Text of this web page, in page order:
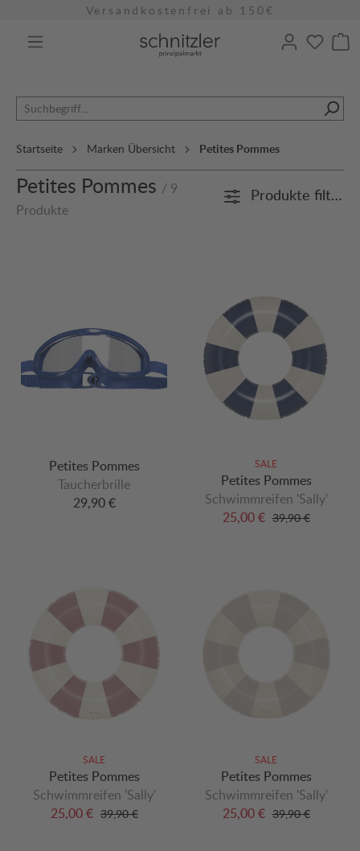
Versandkostenfrei ab 150€
Startseite Marken Übersicht Petites Pommes
Petites Pommes / 9
Produkte
Produkte filtern
Petites Pommes
Taucherbrille
29,90 €
SALE
Petites Pommes
Schwimmreifen 'Sally'
25,00 € 39,90 €
SALE
Petites Pommes
Schwimmreifen 'Sally'
25,00 € 39,90 €
SALE
Petites Pommes
Schwimmreifen 'Sally'
25,00 € 39,90 €